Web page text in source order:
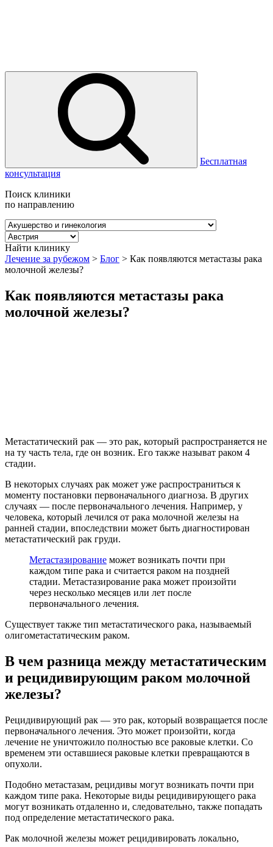
Бесплатная
консультация
Поиск клиники
по направлению
Найти клинику
Лечение за рубежом > Блог > Как появляются метастазы рака
молочной железы?
Как появляются метастазы рака
молочной железы?
Метастатический рак — это рак, который распространяется не
на ту часть тела, где он возник. Его также называт раком 4
стадии.
В некоторых случаях рак может уже распространиться к
моменту постановки первоначального диагноза. В других
случаях — после первоначального лечения. Например, у
человека, который лечился от рака молочной железы на
ранней стадии, впоследствии может быть диагностирован
метастатический рак груди.
Метастазирование может возникать почти при
каждом типе рака и считается раком на поздней
стадии. Метастазирование рака может произойти
через несколько месяцев или лет после
первоначального лечения.
Существует также тип метастатического рака, называемый
олигометастатическим раком.
В чем разница между метастатическим
и рецидивирующим раком молочной
железы?
Рецидивирующий рак — это рак, который возвращается после
первоначального лечения. Это может произойти, когда
лечение не уничтожило полностью все раковые клетки. Со
временем эти оставшиеся раковые клетки превращаются в
опухоли.
Подобно метастазам, рецидивы могут возникать почти при
каждом типе рака. Некоторые виды рецидивирующего рака
могут возникать отдаленно и, следовательно, также попадать
под определение метастатического рака.
Рак молочной железы может рецидивировать локально,